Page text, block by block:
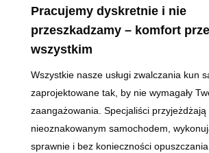
Pracujemy dyskretnie i nie
przeszkadzamy – komfort
wszystkim
Wszystkie nasze usługi zwalczania kun
zaprojektowane tak, by nie wymagały
zaangażowania. Specjaliści przyjeżdżają
nieoznakowanym samochodem,
sprawnie i bez konieczności